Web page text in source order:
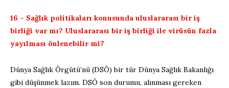
16 – Sağlık politikaları konusunda uluslararası bir iş
birliği var mı? Uluslararası bir iş birliği ile virüsün fazla
yayılması önlenebilir mi?
Dünya Sağlık Örgütü’nü (DSÖ) bir tür Dünya Sağlık Bakanlığı
gibi düşünmek lazım. DSÖ son durumu, alınması gereken